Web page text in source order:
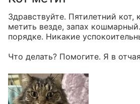
Здравствуйте. Пятилетний кот,
метить везде, запах
порядке. Никакие
Что делать? Помогите. Я в